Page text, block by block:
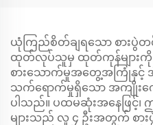
ယုံကြည်စိတ်ချရသော စားပွဲတ
ထုတ်လုပ်သူမှ ထုတ်ကုန်များကို
စားသောက်မှုအတွေ့အကြုံနှ
သက်ရောက်မှုရှိသော အကျိုးကျေ
ပါသည်။ ပထမဆုံးအနေဖြင့်
များသည် လူ ၄ ဦးအတွက် စာ